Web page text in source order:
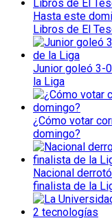
Hasta este
Libros de El
Junior goleó 3-
la Liga
¿Cómo votar
domingo?
Nacional
finalista de la